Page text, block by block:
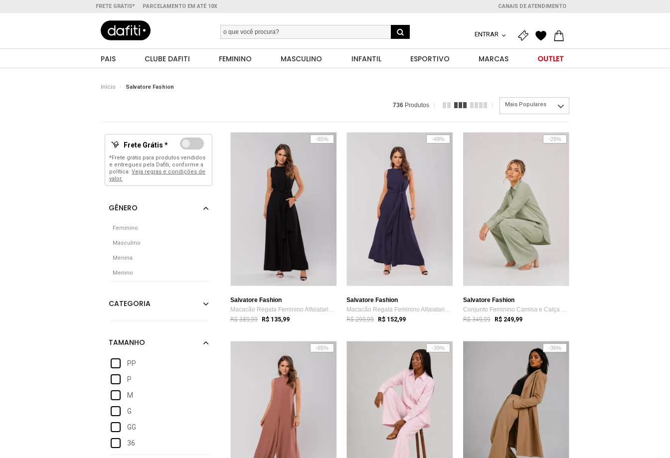
FRETE GRÁTIS* PARCELAMENTO EM ATÉ 10X CANAIS DE ATENDIMENTO
ENTRAR
PAIS CLUBE DAFITI FEMININO MASCULINO INFANTIL ESPORTIVO MARCAS OUTLET
Início Salvatore Fashion
736 Produtos Mais Populares
Frete Grátis *
*Frete grátis para produtos vendidos
e entregues pela Dafiti, conforme a
política: Veja regras e condições de
valor.
Feminino
Masculino
Menina
Menino
PP
P
M
G
GG
36
-65%
Salvatore Fashion
Macacão Regata Feminino Alfaiataria Pant...
R$ 389,99 R$ 135,99
-49%
Salvatore Fashion
Macacão Regata Feminino Alfaiataria Pant...
R$ 299,99 R$ 152,99
-29%
Salvatore Fashion
Conjunto Feminino Camisa e Calça Pantalo...
R$ 349,99 R$ 249,99
-65% -39% -36%